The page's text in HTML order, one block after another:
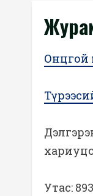
Онцгой
Утас: